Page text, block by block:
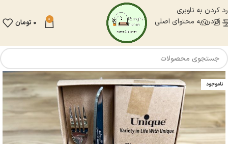
رد کردن به ناوبری
رد کردن به محتوای اصلی
0
0 تومان
ناموجود